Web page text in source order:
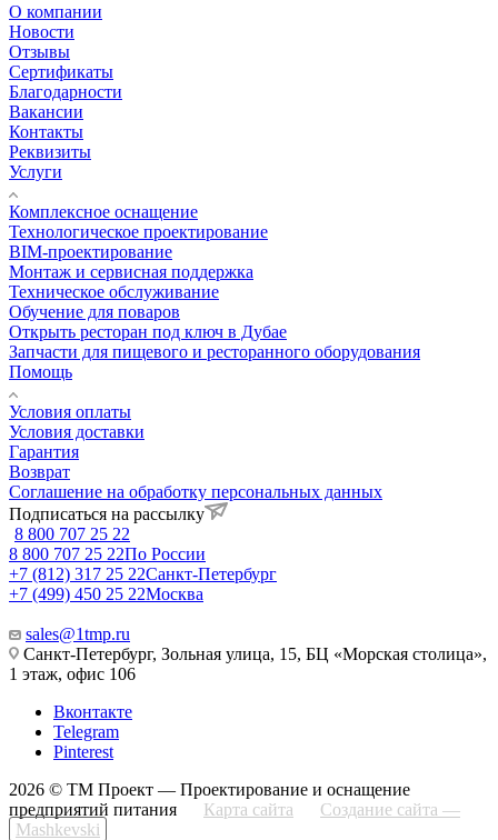
О компании
Новости
Отзывы
Сертификаты
Благодарности
Вакансии
Контакты
Реквизиты
Услуги
Комплексное оснащение
Технологическое проектирование
BIM-проектирование
Монтаж и сервисная поддержка
Техническое обслуживание
Обучение для поваров
Открыть ресторан под ключ в Дубае
Запчасти для пищевого и ресторанного оборудования
Помощь
Условия оплаты
Условия доставки
Гарантия
Возврат
Соглашение на обработку персональных данных
Подписаться на рассылку
8 800 707 25 22
8 800 707 25 22По России
+7 (812) 317 25 22Санкт-Петербург
+7 (499) 450 25 22Москва
sales@1tmp.ru
Санкт-Петербург, Зольная улица, 15, БЦ «Морская столица»,
1 этаж, офис 106
Вконтакте
Telegram
Pinterest
2026 © ТМ Проект — Проектирование и оснащение
предприятий питания
Карта сайта
Создание сайта —
Mashkevski